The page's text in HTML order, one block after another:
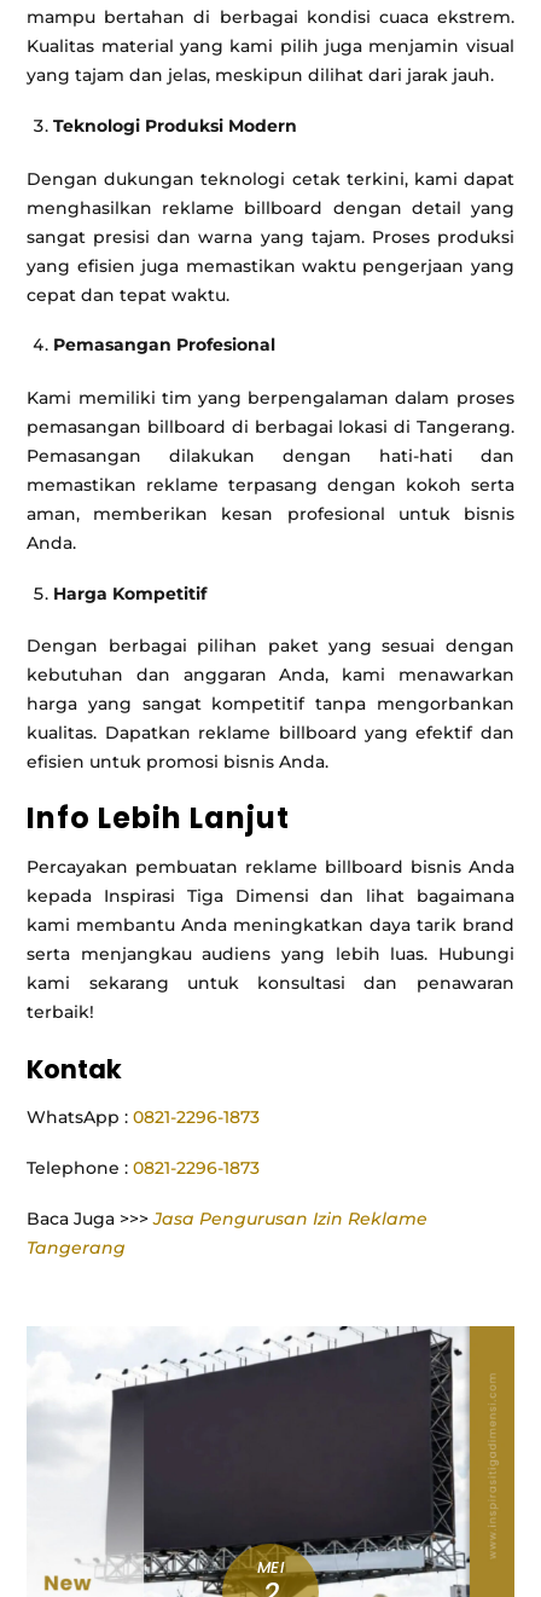
mampu bertahan di berbagai kondisi cuaca ekstrem.
Kualitas material yang kami pilih juga menjamin visual
yang tajam dan jelas, meskipun dilihat dari jarak jauh.
Teknologi Produksi Modern
Dengan dukungan teknologi cetak terkini, kami dapat
menghasilkan reklame billboard dengan detail yang
sangat presisi dan warna yang tajam. Proses produksi
yang efisien juga memastikan waktu pengerjaan yang
cepat dan tepat waktu.
Pemasangan Profesional
Kami memiliki tim yang berpengalaman dalam proses
pemasangan billboard di berbagai lokasi di Tangerang.
Pemasangan dilakukan dengan hati-hati dan
memastikan reklame terpasang dengan kokoh serta
aman, memberikan kesan profesional untuk bisnis
Anda.
Harga Kompetitif
Dengan berbagai pilihan paket yang sesuai dengan
kebutuhan dan anggaran Anda, kami menawarkan
harga yang sangat kompetitif tanpa mengorbankan
kualitas. Dapatkan reklame billboard yang efektif dan
efisien untuk promosi bisnis Anda.
Info Lebih Lanjut
Percayakan pembuatan reklame billboard bisnis Anda
kepada Inspirasi Tiga Dimensi dan lihat bagaimana
kami membantu Anda meningkatkan daya tarik brand
serta menjangkau audiens yang lebih luas. Hubungi
kami sekarang untuk konsultasi dan penawaran
terbaik!
Kontak
WhatsApp :0821-2296-1873
Telephone :0821-2296-1873
Baca Juga >>>Jasa Pengurusan Izin Reklame
Tangerang
MEI